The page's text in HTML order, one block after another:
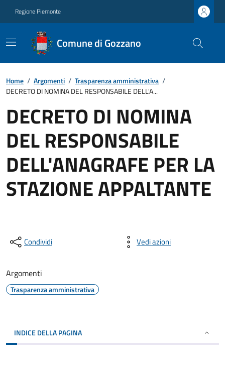
Regione Piemonte
Comune di Gozzano
Home / Argomenti / Trasparenza amministrativa /
DECRETO DI NOMINA DEL RESPONSABILE DELL'A...
DECRETO DI NOMINA
DEL RESPONSABILE
DELL'ANAGRAFE PER LA
STAZIONE APPALTANTE
Condividi Vedi azioni
Argomenti
Trasparenza amministrativa
INDICE DELLA PAGINA